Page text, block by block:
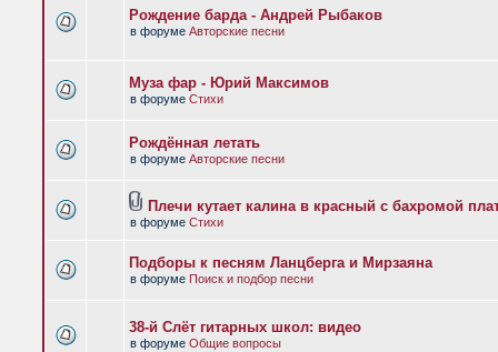
Рождение барда - Андрей Рыбаков
в форуме Авторские песни
Муза фар - Юрий Максимов
в форуме Стихи
Рождённая летать
в форуме Авторские песни
Плечи кутает калина в красный с бахромой
в форуме Стихи
Подборы к песням Ланцберга и Мирзаяна
в форуме Поиск и подбор песни
38-й Слёт гитарных школ: видео
в форуме Общие вопросы